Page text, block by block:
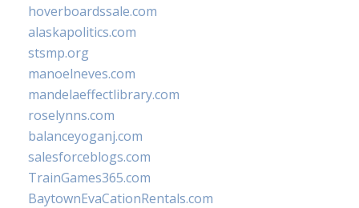
hoverboardssale.com
alaskapolitics.com
stsmp.org
manoelneves.com
mandelaeffectlibrary.com
roselynns.com
balanceyoganj.com
salesforceblogs.com
TrainGames365.com
BaytownEvaCationRentals.com